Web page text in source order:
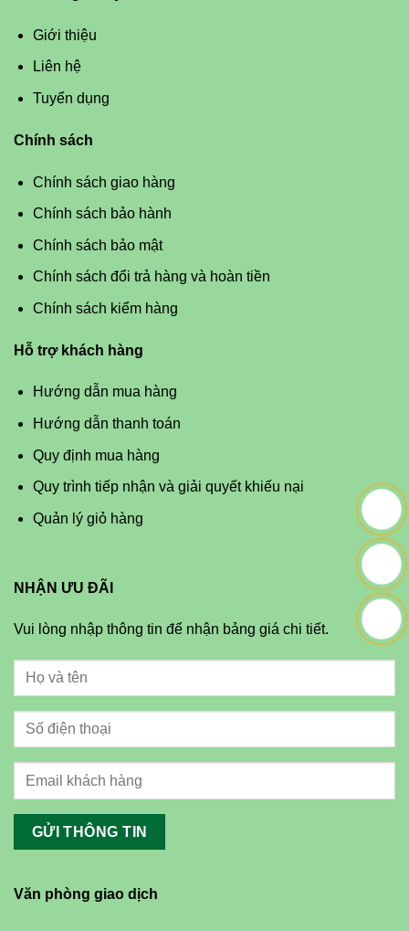
Giới thiệu
Liên hệ
Tuyển dụng
Chính sách
Chính sách giao hàng
Chính sách bảo hành
Chính sách bảo mật
Chính sách đổi trả hàng và hoàn tiền
Chính sách kiểm hàng
Hỗ trợ khách hàng
Hướng dẫn mua hàng
Hướng dẫn thanh toán
Quy định mua hàng
Quy trình tiếp nhận và giải quyết khiếu nại
Quản lý giỏ hàng
NHẬN ƯU ĐÃI
Vui lòng nhập thông tin để nhận bảng giá chi tiết.
Văn phòng giao dịch